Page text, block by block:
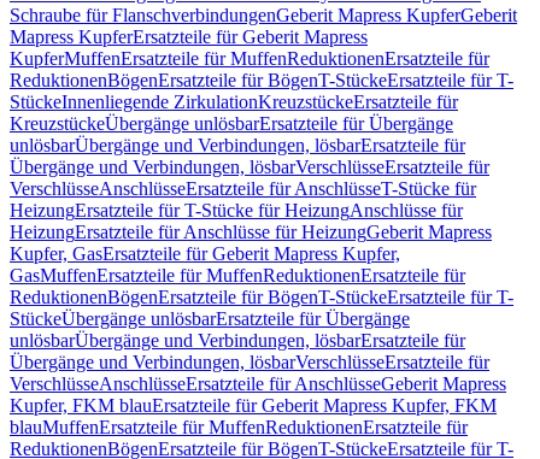
Schraube für FlanschverbindungenGeberit Mapress KupferGeberit
Mapress KupferErsatzteile für Geberit Mapress
KupferMuffenErsatzteile für MuffenReduktionenErsatzteile für
ReduktionenBögenErsatzteile für BögenT-StückeErsatzteile für T-
StückeInnenliegende ZirkulationKreuzstückeErsatzteile für
KreuzstückeÜbergänge unlösbarErsatzteile für Übergänge
unlösbarÜbergänge und Verbindungen, lösbarErsatzteile für
Übergänge und Verbindungen, lösbarVerschlüsseErsatzteile für
VerschlüsseAnschlüsseErsatzteile für AnschlüsseT-Stücke für
HeizungErsatzteile für T-Stücke für HeizungAnschlüsse für
HeizungErsatzteile für Anschlüsse für HeizungGeberit Mapress
Kupfer, GasErsatzteile für Geberit Mapress Kupfer,
GasMuffenErsatzteile für MuffenReduktionenErsatzteile für
ReduktionenBögenErsatzteile für BögenT-StückeErsatzteile für T-
StückeÜbergänge unlösbarErsatzteile für Übergänge
unlösbarÜbergänge und Verbindungen, lösbarErsatzteile für
Übergänge und Verbindungen, lösbarVerschlüsseErsatzteile für
VerschlüsseAnschlüsseErsatzteile für AnschlüsseGeberit Mapress
Kupfer, FKM blauErsatzteile für Geberit Mapress Kupfer, FKM
blauMuffenErsatzteile für MuffenReduktionenErsatzteile für
ReduktionenBögenErsatzteile für BögenT-StückeErsatzteile für T-